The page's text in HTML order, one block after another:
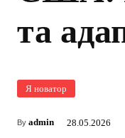
та
Я новатор
By admin 28.05.2026